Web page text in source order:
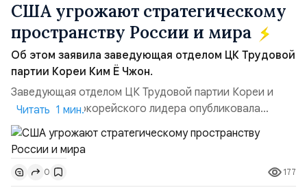
США угрожают стратегическому
пространству России и мира
Об этом заявила заведующая отделом ЦК Трудовой
партии Кореи Ким Ё Чжон.
Заведующая отделом ЦК Трудовой партии Кореи и
сестра северокорейского лидера опубликовала
заявление для прессы в ответ на проведение Токио
совместных с флотом США запусков крылатых ракет
Томагавк.«Япония отбросила обманчивую видимость
„исключительно оборонительной страны“ и выносит
Читать 1 мин.
0 177